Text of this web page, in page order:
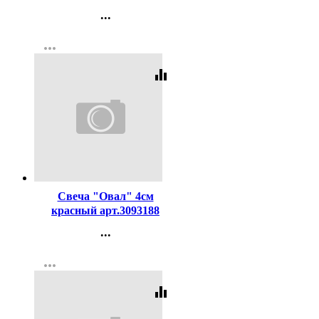
...
Регистрация
more_horiz
equalizer
Свеча "Овал" 4см
красный арт.3093188
...
Регистрация
more_horiz
equalizer